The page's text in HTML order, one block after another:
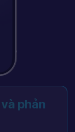
phản